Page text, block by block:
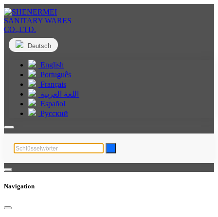
Deutsch
English
Português
Français
اللغة العربية
Español
Русский
Navigation